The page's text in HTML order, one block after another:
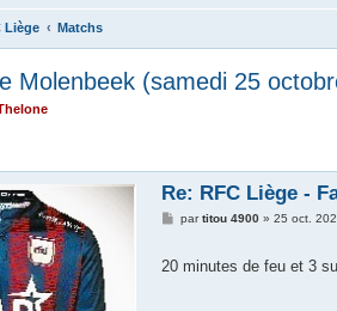
Liège Matchs
Molenbeek (samedi 25
Re: RFC Liège -
M
s
a
partitou 4900 »25 oct.
20 minutes de feu et 3